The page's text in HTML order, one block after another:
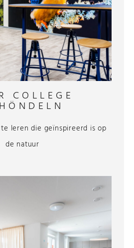
COLLEGE
leren die geïnspireerd is op
de natuur